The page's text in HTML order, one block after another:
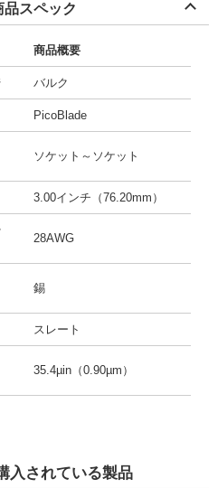
スペック
商品概要
バルク
PicoBlade
ソケット～ソケット
3.00インチ（76.20mm）
28AWG
錫
スレート
35.4µin（0.90µm）
入されている製品